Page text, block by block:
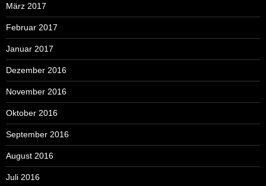
März 2017
Februar 2017
Januar 2017
Dezember 2016
November 2016
Oktober 2016
September 2016
August 2016
Juli 2016